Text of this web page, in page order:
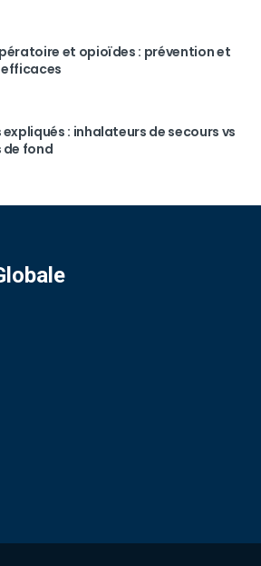
et opioïdes : prévention et
: inhalateurs de secours vs
fond